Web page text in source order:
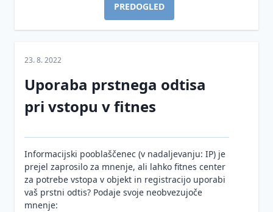
Smernice
pooblaščenca
ZinfV-
varstva
podatkov
Informacijska
varnost
PREDOGLED
23. 8. 2022
Uporaba prstnega odtisa
pri vstopu v fitnes
Informacijski pooblaščenec (v nadaljevanju: IP) je
prejel zaprosilo za mnenje, ali lahko fitnes center
za potrebe vstopa v objekt in registracijo uporabi
vaš prstni odtis? Podaje svoje neobvezujoče
mnenje: